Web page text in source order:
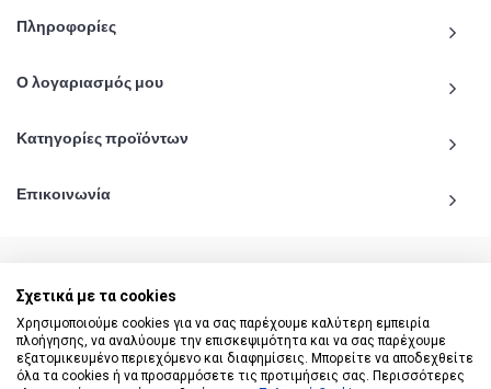
Πληροφορίες
Ο λογαριασμός μου
Κατηγορίες προϊόντων
Επικοινωνία
© 2020 - 2026 katiginetai.gr All Rights Reserved.
Σχετικά με τα cookies
Χρησιμοποιούμε cookies για να σας παρέχουμε καλύτερη εμπειρία
πλοήγησης, να αναλύουμε την επισκεψιμότητα και να σας παρέχουμε
εξατομικευμένο περιεχόμενο και διαφημίσεις. Μπορείτε να αποδεχθείτε
όλα τα cookies ή να προσαρμόσετε τις προτιμήσεις σας. Περισσότερες